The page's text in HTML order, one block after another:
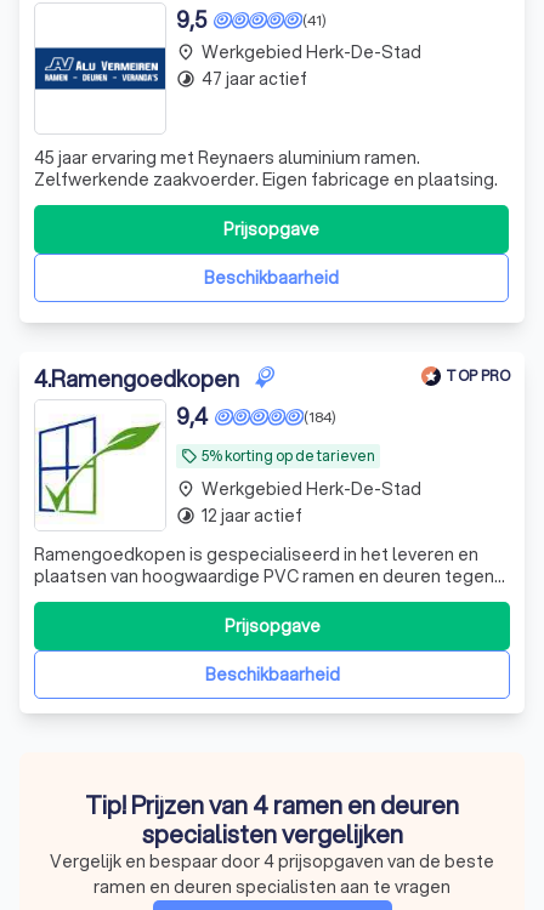
(41)
9,5
45 jaar ervaring met Reynaers aluminium ramen.
Zelfwerkende zaakvoerder. Eigen fabricage en plaatsing.
Beschikbaarheid
Prijsopgave
place Werkgebied Herk-De-Stad
timelapse 47 jaar actief
4.Ramengoedkopen TOP PRO
local_offer 5% korting op de tarieven
(184)
9,4
Ramengoedkopen is gespecialiseerd in het leveren en
plaatsen van hoogwaardige PVC ramen en deuren tegen
zeer scherpe prijzen. De gevel is ook beschikbaar. Waar
Beschikbaarheid
Prijsopgave
place Werkgebied Herk-De-Stad
timelapse 12 jaar actief
Tip! Prijzen van 4 ramen en deuren
specialisten vergelijken
Vergelijk en bespaar door 4 prijsopgaven van de beste
ramen en deuren specialisten aan te vragen